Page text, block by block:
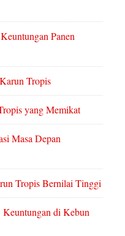
Panen
Tropis
yang Memikat
Masa Depan
Tropis Bernilai Tinggi
di Kebun